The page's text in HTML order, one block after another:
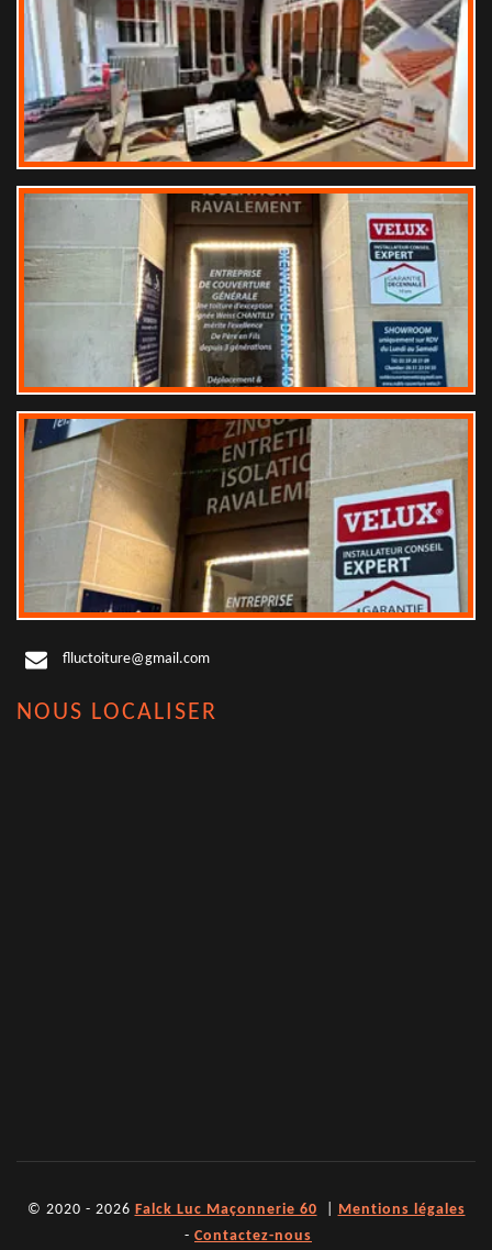
flluctoiture@gmail.com
NOUS LOCALISER
© 2020 - 2026 Falck Luc Maçonnerie 60
Mentions légales
- Contactez-nous